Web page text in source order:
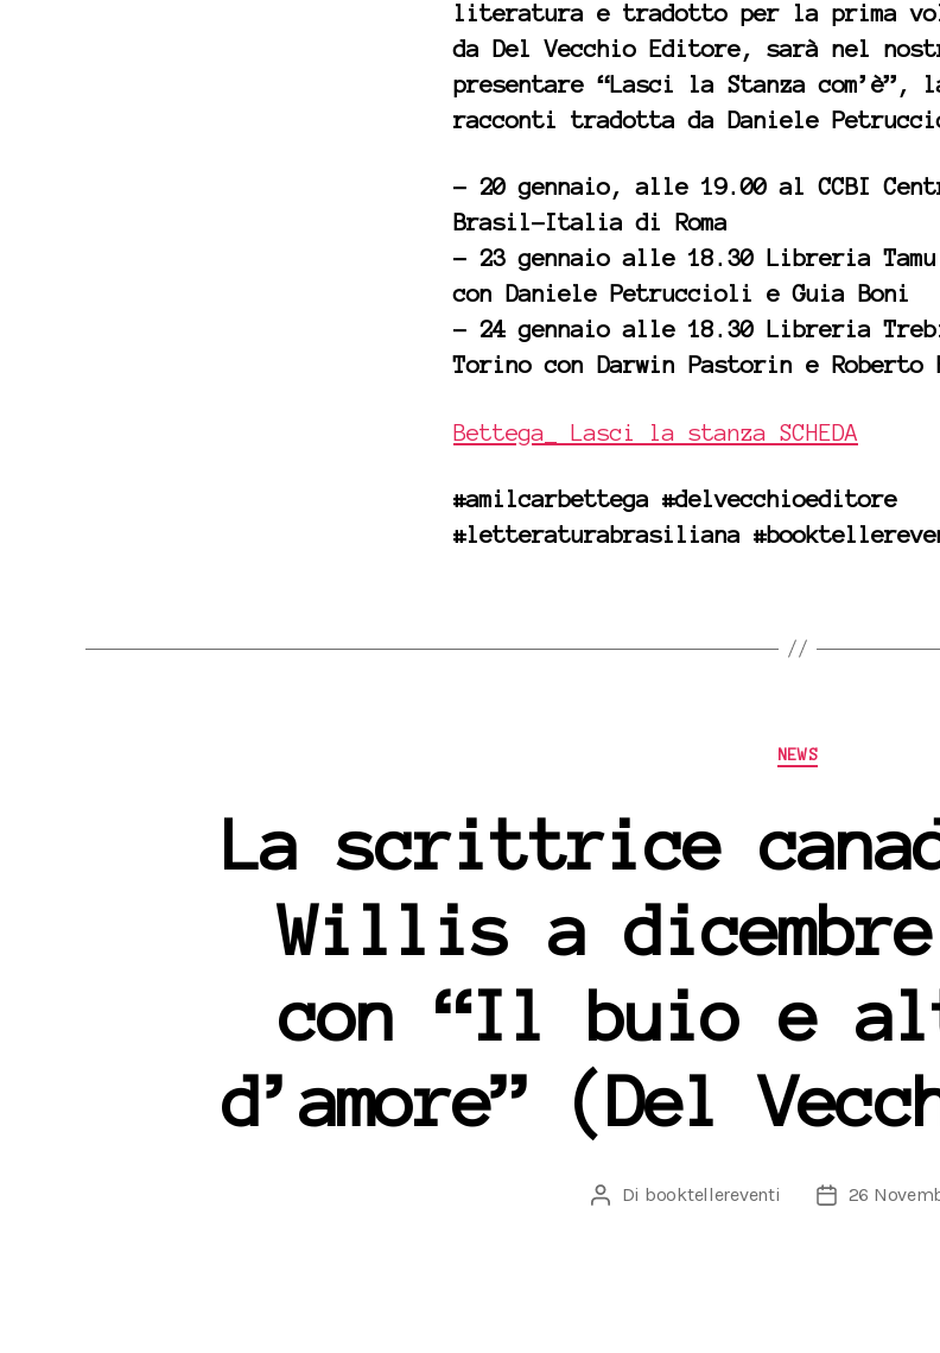
literatura e tradotto per la prima
da
Del Vecchio Editore, sarà nel
presentare “Lasci la Stanza
racconti tradotta da Daniele
– 20 gennaio, alle 19.00 al CCBI
Brasil-Italia di Roma
– 23 gennaio alle 18.30 Libreria
con Daniele Petruccioli e Guia Boni
– 24 gennaio alle 18.30 Libreria
Torino con Darwin Pastorin e Roberto
Bettega_ Lasci la stanza SCHEDA
#amilcarbettega #delvecchioeditore
#letteraturabrasiliana
Categorie
NEWS
La scrittrice
Willis a
con “Il buio e
d’amore” (Del
Autore
Di booktellereventi
Data
26